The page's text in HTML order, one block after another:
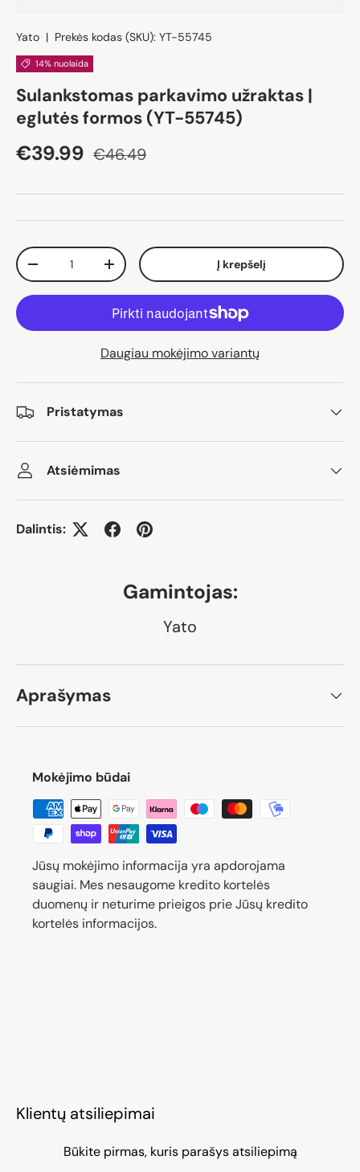
Yato | Prekės kodas (SKU): YT-55745
14% nuolaida
Sulankstomas parkavimo užraktas |
eglutės formos (YT-55745)
Akcijos kaina
€39.99 Įprasta kaina
€46.49
Kiekis
Sumažinti kiekįPadidinti kiekį Į krepšelį
Daugiau mokėjimo variantų
Pristatymas
Atsiėmimas
Dalintis:
Gamintojas:
Yato
Aprašymas
Mokėjimo būdai
Jūsų mokėjimo informacija yra apdorojama
saugiai. Mes nesaugome kredito kortelės
duomenų ir neturime prieigos prie Jūsų kredito
kortelės informacijos.
Klientų atsiliepimai
Būkite pirmas, kuris parašys atsiliepimą